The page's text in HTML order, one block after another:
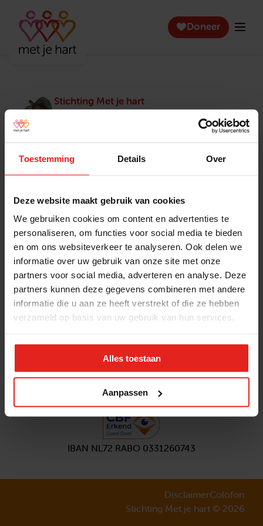
Toestemming Details Over
Deze website maakt gebruik van cookies
We gebruiken cookies om content en advertenties te
personaliseren, om functies voor social media te bieden
en om ons websiteverkeer te analyseren. Ook delen we
informatie over uw gebruik van onze site met onze
partners voor social media, adverteren en analyse. Deze
partners kunnen deze gegevens combineren met andere
informatie die u aan ze heeft verstrekt of die ze hebben
verzameld op basis van uw gebruik van hun services.
Alles toestaan
Aanpassen
Doneer
Stichting Met je hart
Stichting Met je hart laat ouderen die zich
eenzaam voelen weer genieten en inspireert
winnaar van het Appeltje van Oranje.
Actuele vacatures
Pers en media
Jaarverslag 2025
Contact
Klachtenprocedure
Privacyverklaring
Opzeggen
Volg ons
Aanmeldennieuwsbrief
IBAN NL72 RABO 0331260743
DisclaimerColofon
Stichting Met je hart © 2026